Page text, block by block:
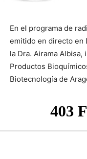
En el programa de
emitido en directo en
la Dra. Airama
Productos
Biotecnología de